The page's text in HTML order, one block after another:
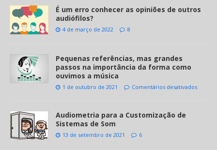
É um erro conhecer as opiniões de outros
audiófilos?
4 de março de 2022 8
Pequenas referências, mas grandes
passos na importância da forma como
ouvimos a música
1 de outubro de 2021 Comentários desativados
Audiometria para a Customização de
Sistemas de Som
13 de setembro de 2021 6